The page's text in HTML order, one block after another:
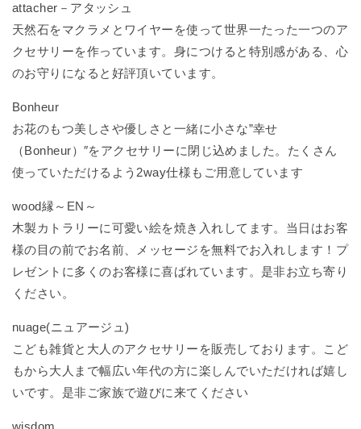
attacher－アタッシュ
天然石をマクラメとワイヤーを使って世界一たった一つのア
クセサリーを作っています。身につけると特別感がある、心
のお守りになると好評頂いています。
Bonheur
お花のもつ美しさや優しさと一緒に小さな”幸せ
（Bonheur）″をアクセサリーに閉じ込めました。たくさん
使っていただけるよう2way仕様もご用意しています
wood縁～EN～
木製カトラリーに可愛い絵を焼き入れしてます。当日はお客
様の目の前でお名前、メッセージを無料でお入れします！プ
レゼントに多くのお客様に喜ばれています。是非お立ち寄り
ください。
nuage(ニュアージュ)
こども雑貨と大人のアクセサリーを販売しております。こど
もから大人まで幅広い年代の方に楽しんでいただければ嬉し
いです。是非ご家族で遊びに来てください
wisdom